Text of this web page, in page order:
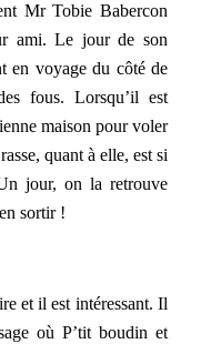
Mr Tobie Babercon
ami. Le jour de son
en voyage du côté de
fous. Lorsqu’il est
maison pour voler
quant à elle, est si
jour, on la retrouve
sortir !
et il est intéressant. Il
où P’tit boudin et